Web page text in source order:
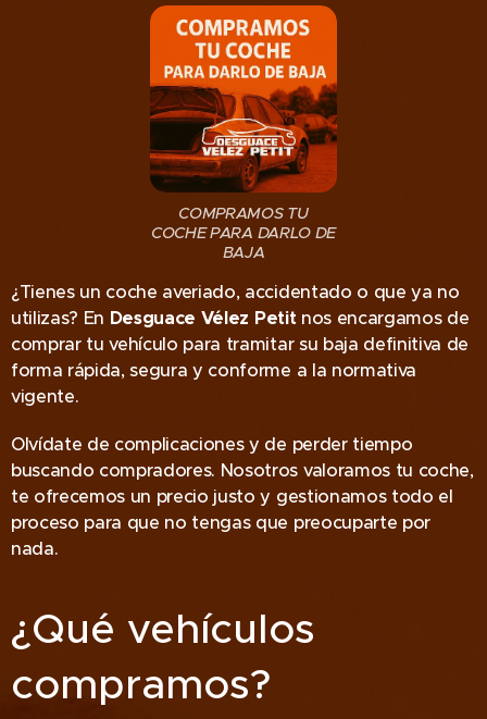
COMPRAMOS TU
COCHE PARA DARLO DE
BAJA
¿Tienes un coche averiado, accidentado o que ya no
utilizas? En Desguace Vélez Petitnos encargamos de
comprar tu vehículo para tramitar su baja definitiva de
forma rápida, segura y conforme a la normativa
vigente.
Olvídate de complicaciones y de perder tiempo
buscando compradores. Nosotros valoramos tu coche,
te ofrecemos un precio justo y gestionamos todo el
proceso para que no tengas que preocuparte por
nada.
¿Qué vehículos
compramos?